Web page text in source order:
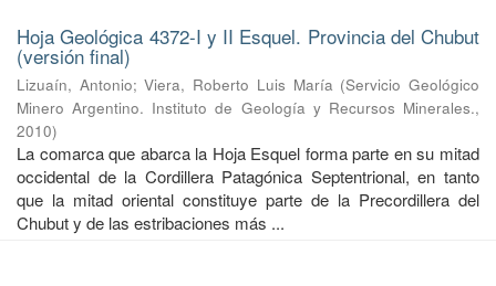
Hoja Geológica 4372-I y II Esquel. Provincia del Chubut
(versión final)
Lizuaín, Antonio;Viera, Roberto Luis María (Servicio Geológico
Minero Argentino. Instituto de Geología y Recursos Minerales.,
2010)
La comarca que abarca la Hoja Esquel forma parte en su mitad
occidental de la Cordillera Patagónica Septentrional, en tanto
que la mitad oriental constituye parte de la Precordillera del
Chubut y de las estribaciones más ...